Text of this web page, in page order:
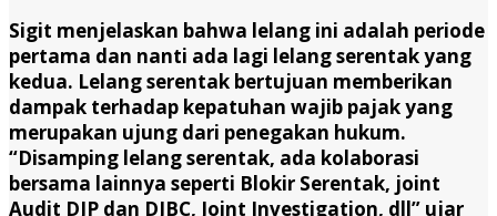
Sigit menjelaskan bahwa lelang ini adalah periode
pertama dan nanti ada lagi lelang serentak yang
kedua. Lelang serentak bertujuan memberikan
dampak terhadap kepatuhan wajib pajak yang
merupakan ujung dari penegakan hukum.
“Disamping lelang serentak, ada kolaborasi
bersama lainnya seperti Blokir Serentak, joint
Audit DJP dan DJBC, Joint Investigation, dll” ujar